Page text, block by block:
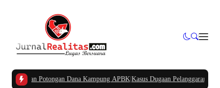
Potongan Dana Kampung APBK|Kasus Dugaan Pelanggaran